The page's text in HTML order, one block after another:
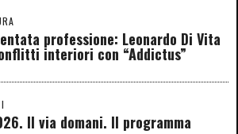
professione: Leonardo Di Vita
interiori con “Addictus”
Il via domani. Il programma